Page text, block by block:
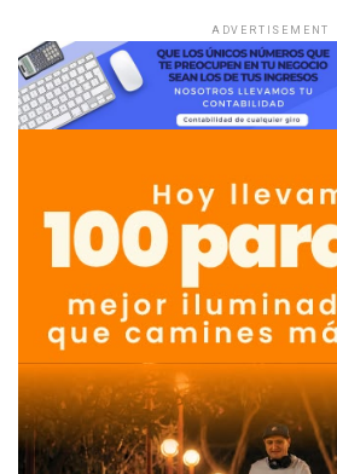
ADVERTISEMENT